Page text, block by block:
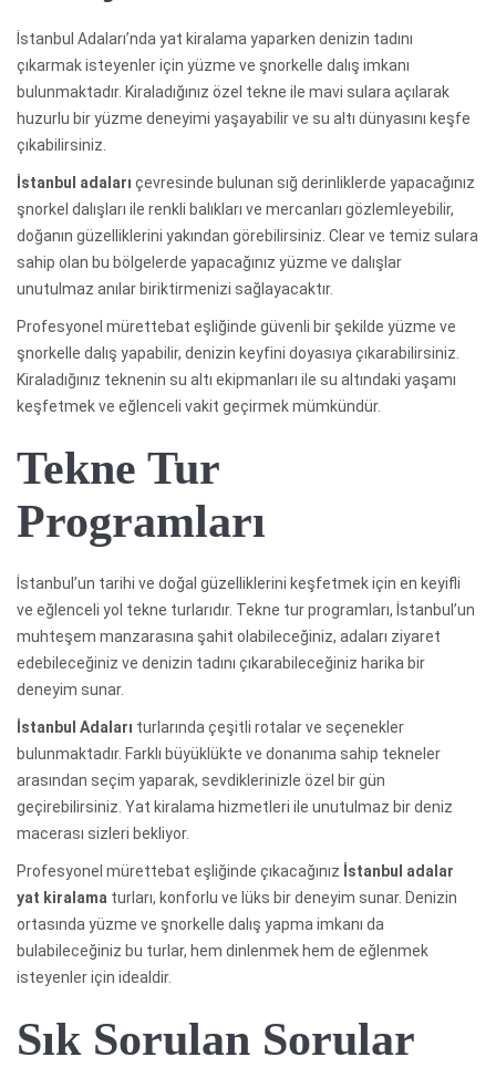
İstanbul Adaları’nda yat kiralama yaparken denizin tadını
çıkarmak isteyenler için yüzme ve şnorkelle dalış imkanı
bulunmaktadır. Kiraladığınız özel tekne ile mavi sulara açılarak
huzurlu bir yüzme deneyimi yaşayabilir ve su altı dünyasını keşfe
çıkabilirsiniz.
İstanbul adaları çevresinde bulunan sığ derinliklerde yapacağınız
şnorkel dalışları ile renkli balıkları ve mercanları gözlemleyebilir,
doğanın güzelliklerini yakından görebilirsiniz. Clear ve temiz sulara
sahip olan bu bölgelerde yapacağınız yüzme ve dalışlar
unutulmaz anılar biriktirmenizi sağlayacaktır.
Profesyonel mürettebat eşliğinde güvenli bir şekilde yüzme ve
şnorkelle dalış yapabilir, denizin keyfini doyasıya çıkarabilirsiniz.
Kiraladığınız teknenin su altı ekipmanları ile su altındaki yaşamı
keşfetmek ve eğlenceli vakit geçirmek mümkündür.
Tekne Tur
Programları
İstanbul’un tarihi ve doğal güzelliklerini keşfetmek için en keyifli
ve eğlenceli yol tekne turlarıdır. Tekne tur programları, İstanbul’un
muhteşem manzarasına şahit olabileceğiniz, adaları ziyaret
edebileceğiniz ve denizin tadını çıkarabileceğiniz harika bir
deneyim sunar.
İstanbul Adaları turlarında çeşitli rotalar ve seçenekler
bulunmaktadır. Farklı büyüklükte ve donanıma sahip tekneler
arasından seçim yaparak, sevdiklerinizle özel bir gün
geçirebilirsiniz. Yat kiralama hizmetleri ile unutulmaz bir deniz
macerası sizleri bekliyor.
Profesyonel mürettebat eşliğinde çıkacağınız İstanbul adalar
yat kiralama turları, konforlu ve lüks bir deneyim sunar. Denizin
ortasında yüzme ve şnorkelle dalış yapma imkanı da
bulabileceğiniz bu turlar, hem dinlenmek hem de eğlenmek
isteyenler için idealdir.
Sık Sorulan Sorular